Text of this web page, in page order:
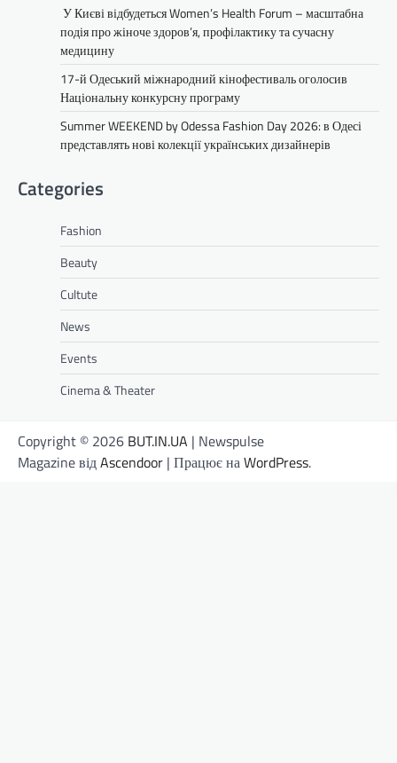
У Києві відбудеться Women’s Health Forum – масштабна
подія про жіноче здоров’я, профілактику та сучасну
медицину
17-й Одеський міжнародний кінофестиваль оголосив
Національну конкурсну програму
Summer WEEKEND by Odessa Fashion Day 2026: в Одесі
представлять нові колекції українських дизайнерів
Categories
Fashion
Beauty
Cultute
News
Events
Cinema & Theater
Copyright © 2026 BUT.IN.UA | Newspulse
Magazine відAscendoor | Працює наWordPress.